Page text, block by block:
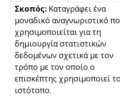
Καταγράφει ένα
μοναδικό αναγνωριστικό
χρησιμοποιείται για τη
δημιουργία στατιστικών
δεδομένων σχετικά με τον
τρόπο με τον οποίο ο
επισκέπτης χρησιμοποιεί
ιστότοπο.